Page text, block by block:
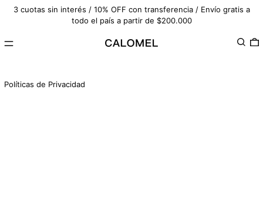
3 cuotas sin interés / 10% OFF con transferencia / Envío gratis a
todo el país a partir de $200.000
Menú Buscar
Políticas de Privacidad